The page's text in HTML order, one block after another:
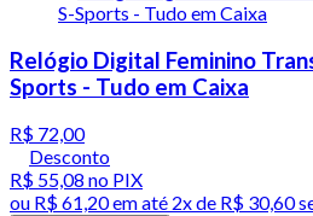
Relógio Digital Feminino
Sports - Tudo em Caixa
R$ 72,00
Desconto
R$ 55,08 no PIX
ou R$ 61,20em até 2x de R$ 30,60